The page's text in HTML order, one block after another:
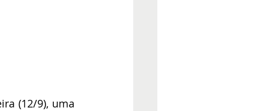
(12/9), uma